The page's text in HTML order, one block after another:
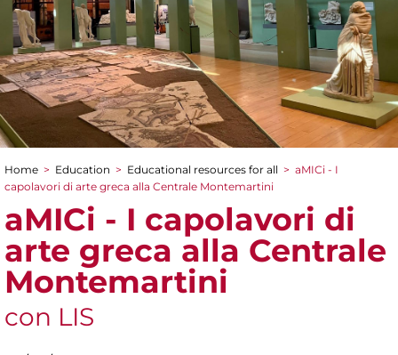
You are here
Home > Education > Educational resources for all > aMICi - I
capolavori di arte greca alla Centrale Montemartini
aMICi - I capolavori di
arte greca alla Centrale
Montemartini
con LIS